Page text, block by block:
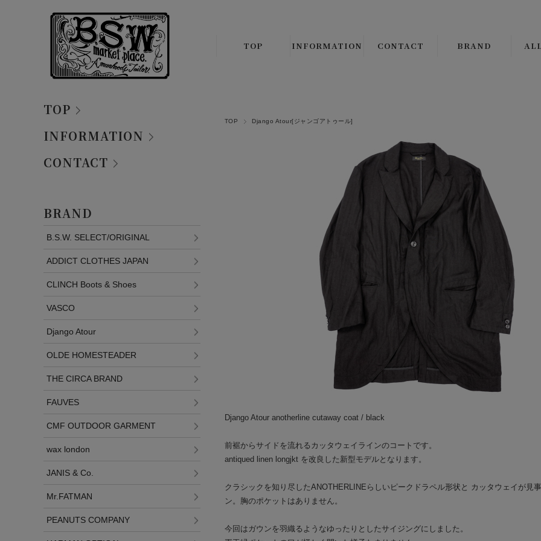
TOP INFORMATION CONTACT BRAND
THE CIRCA BRAND
CMF OUTDOOR
JANIS & Co.
PEANUTS COMPANY
BROWN'S BEACH
BAA COSTUME MFG.
GLAD HAND PACK-T
BY GLAD HAND
GANGSTERVILLE
TOP Django Atour[ジャンゴアトゥール]
Django Atour anotherline cutaway coat / black
前裾からサイドを流れるカッタウェイラインのコートです。
antiqued linen longjkt を改良した新型モデルとなります。
クラシックを知り尽したANOTHERLINEらしいピークドラペル形状と カッタウェイが見
ン。胸のポケットはありません。
今回はガウンを羽織るようなゆったりとしたサイジングにしました。
TOP
INFORMATION
CONTACT
BRAND
B.S.W. SELECT/ORIGINAL
ADDICT CLOTHES JAPAN
CLINCH Boots & Shoes
VASCO
Django Atour
OLDE HOMESTEADER
THE CIRCA BRAND
FAUVES
CMF OUTDOOR GARMENT
wax london
JANIS & Co.
Mr.FATMAN
PEANUTS COMPANY